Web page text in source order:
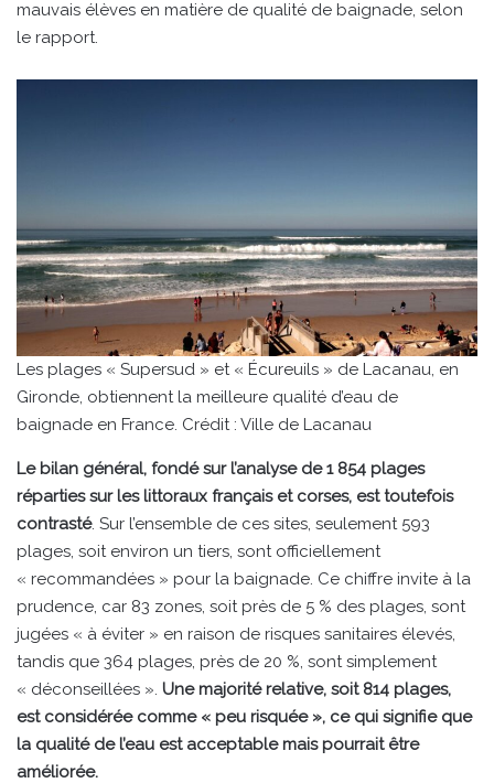
mauvais élèves en matière de qualité de baignade, selon
le rapport.
Les plages « Supersud » et « Écureuils » de Lacanau, en
Gironde, obtiennent la meilleure qualité d’eau de
baignade en France. Crédit : Ville de Lacanau
Le bilan général, fondé sur l’analyse de 1 854 plages
réparties sur les littoraux français et corses, est toutefois
contrasté. Sur l’ensemble de ces sites, seulement 593
plages, soit environ un tiers, sont officiellement
« recommandées » pour la baignade. Ce chiffre invite à la
prudence, car 83 zones, soit près de 5 % des plages, sont
jugées « à éviter » en raison de risques sanitaires élevés,
tandis que 364 plages, près de 20 %, sont simplement
« déconseillées ». Une majorité relative, soit 814 plages,
est considérée comme « peu risquée », ce qui signifie que
la qualité de l’eau est acceptable mais pourrait être
améliorée.